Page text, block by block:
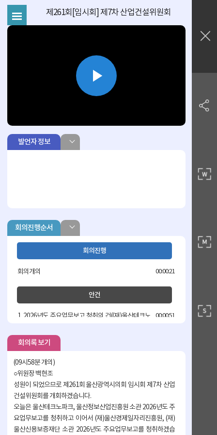
제261회[임시회] 제7차 산업건설위원회
Play
발언자 정보
회의진행순서
회의진행
회의개의 00:00:21
안건
1. 2026년도 주요업무보고 청취의 건((재)울산테크노
00:00:51
2026년도 주요업무보고(울산테크노파크원장)
공무원
2026년도 주요업무보고(울산정보산업진흥원장) 00:22:04
회의록 보기
(09시58분 개의)
○위원장 백현조
성원이 되었으므로 제261회 울산광역시의회 임시회 제7차 산업
건설위원회를 개회하겠습니다.
오늘은 울산테크노파크, 울산정보산업진흥원 소관 2026년도 주
요업무보고를 청취하고 이어서 (재)울산경제일자리진흥원, (재)
울산신용보증재단 소관 2026년도 주요업무보고를 청취하겠습